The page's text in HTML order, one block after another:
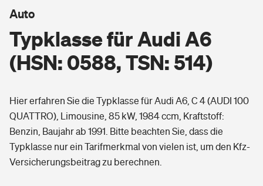
Berufsunfähigkeitsversicherung
Erwerbsunfähigkeitsversicherung
Grundfähigkeitsversicherung
Arbeitsrechtsschutz
Berufshaftpflichtversicherung
Wohnen
Elementarversicherung
Freizeit
Pri­vate Haft­pflicht­
Gesundheit
Typklasse für Audi A6
(HSN: 0588, TSN: 514)
Auto
Hier erfahren Sie die Typklasse für Audi A6, C 4 (AUDI 100
QUATTRO), Limousine, 85 kW, 1984 ccm, Kraftstoff:
Benzin, Baujahr ab 1991. Bitte beachten Sie, dass die
Typklasse nur ein Tarifmerkmal von vielen ist, um den Kfz-
Versicherungsbeitrag zu berechnen.